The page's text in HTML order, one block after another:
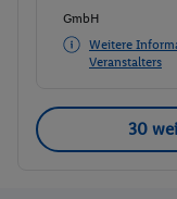
GmbH
Weitere
Veranstalters
30